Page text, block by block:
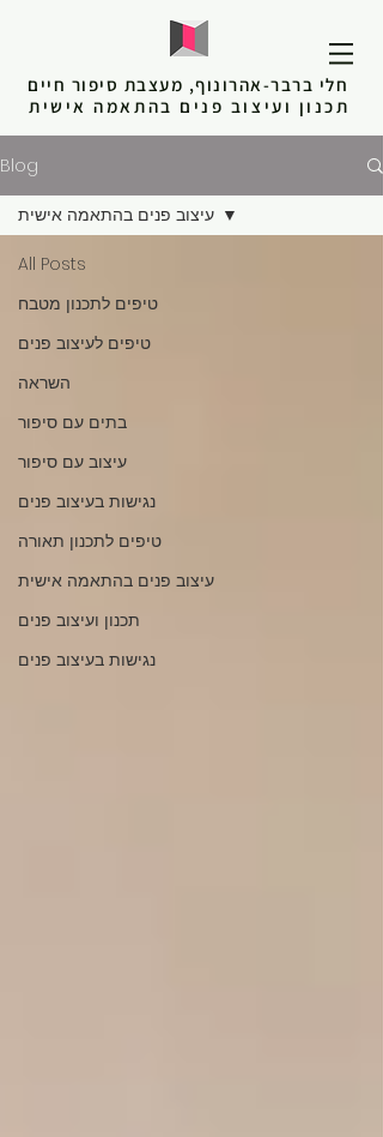
חלי ברבר-אהרונוף, מעצבת סיפור חיים
תכנון ועיצוב פנים בהתאמה אישית
Blog
All Posts
טיפים לתכנון מטבח
טיפים לעיצוב פנים
השראה
בתים עם סיפור
עיצוב עם סיפור
נגישות בעיצוב פנים
טיפים לתכנון תאורה
עיצוב פנים בהתאמה אישית
תכנון ועיצוב פנים
נגישות בעיצוב פנים
עיצוב פנים בהתאמה אישית